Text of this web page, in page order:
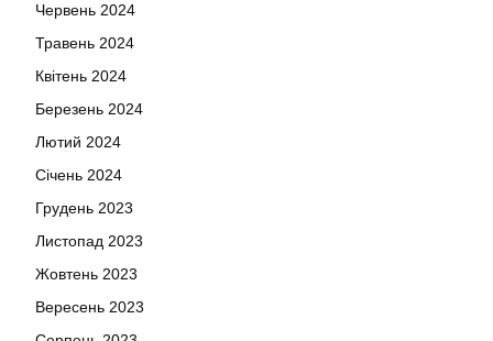
Червень 2024
Травень 2024
Квітень 2024
Березень 2024
Лютий 2024
Січень 2024
Грудень 2023
Листопад 2023
Жовтень 2023
Вересень 2023